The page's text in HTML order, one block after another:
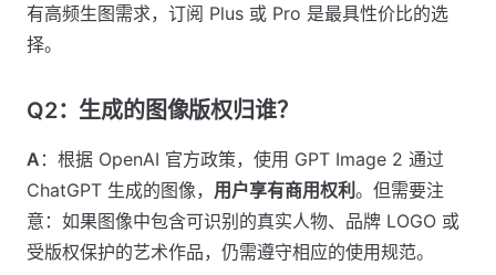
有高频生图需求，订阅 Plus 或 Pro 是最具性价比的选
择。
Q2：生成的图像版权归谁？
A ：根据 OpenAI 官方政策，使用 GPT Image 2 通过
ChatGPT 生成的图像， 用户享有商用权利 。但需要注
意：如果图像中包含可识别的真实人物、品牌 LOGO 或
受版权保护的艺术作品，仍需遵守相应的使用规范。